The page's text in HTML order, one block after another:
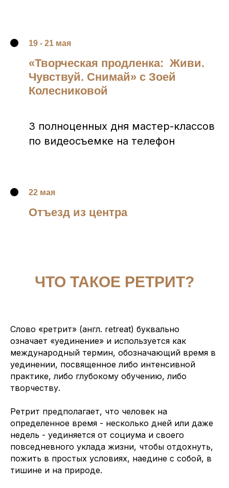
19 - 21 мая
«Творческая продленка: Живи.
Чувствуй. Снимай» с Зоей
Колесниковой
3 полноценных дня мастер-классов
по видеосъемке на телефон
22 мая
Отъезд из центра
ЧТО ТАКОЕ РЕТРИТ?
Слово «ретрит» (англ. retreat) буквально
означает «уединение» и используется как
международный термин, обозначающий время в
уединении, посвященное либо интенсивной
практике, либо глубокому обучению, либо
творчеству.
Ретрит предполагает, что человек на
определенное время - несколько дней или даже
недель - уединяется от социума и своего
повседневного уклада жизни, чтобы отдохнуть,
пожить в простых условиях, наедине с собой, в
тишине и на природе.